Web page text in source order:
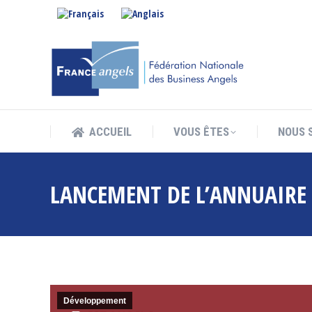
ACCUEIL VOUS ÊTES NOUS
LANCEMENT DE L’ANNUAIRE
Développement
ACCUEIL